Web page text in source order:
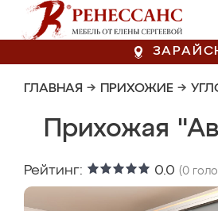
ГЛАВНАЯ → ПРИХОЖИЕ →
Прихожая
Рейтинг: 0.0 (0